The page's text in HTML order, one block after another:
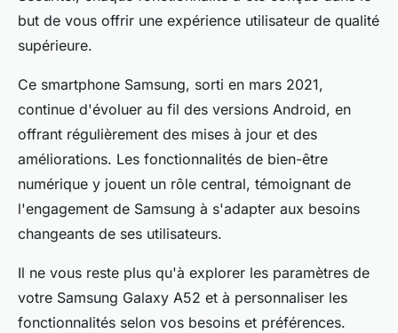
but de vous offrir une expérience utilisateur de qualité
supérieure.
Ce smartphone Samsung, sorti en mars 2021,
continue d'évoluer au fil des versions Android, en
offrant régulièrement des mises à jour et des
améliorations. Les fonctionnalités de bien-être
numérique y jouent un rôle central, témoignant de
l'engagement de Samsung à s'adapter aux besoins
changeants de ses utilisateurs.
Il ne vous reste plus qu'à explorer les paramètres de
votre Samsung Galaxy A52 et à personnaliser les
fonctionnalités selon vos besoins et préférences.